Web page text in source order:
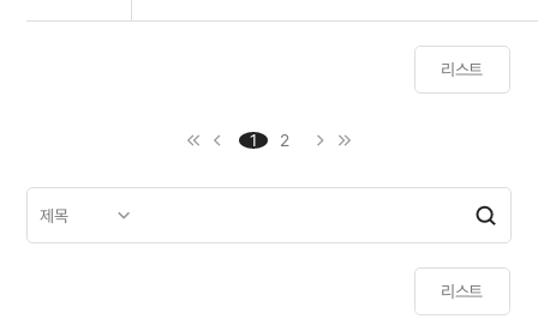
리스트
keyboard_double_arrow_left keyboard_arrow_left 1 2 keyboard_arrow_right keyboard_double_arrow_right
리스트